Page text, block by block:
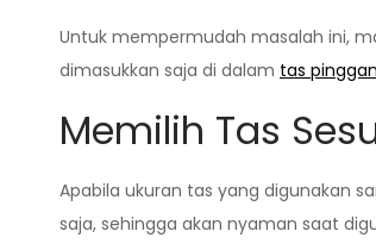
Untuk mempermudah masalah ini,
dimasukkan saja di dalam tas
Memilih Tas
Apabila ukuran tas yang digunakan
saja, sehingga akan nyaman saat